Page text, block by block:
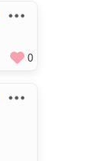
0